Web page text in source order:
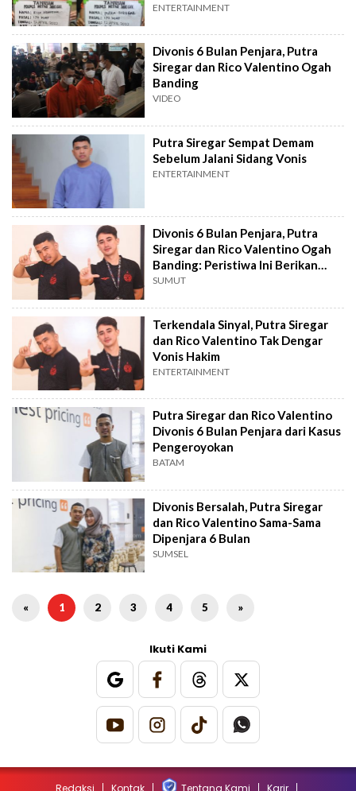
ENTERTAINMENT
Divonis 6 Bulan Penjara, Putra
Siregar dan Rico Valentino Ogah
Banding
VIDEO
Putra Siregar Sempat Demam
Sebelum Jalani Sidang Vonis
ENTERTAINMENT
Divonis 6 Bulan Penjara, Putra
Siregar dan Rico Valentino Ogah
Banding: Peristiwa Ini Berikan
Pelajaran
SUMUT
Terkendala Sinyal, Putra Siregar
dan Rico Valentino Tak Dengar
Vonis Hakim
ENTERTAINMENT
Putra Siregar dan Rico Valentino
Divonis 6 Bulan Penjara dari Kasus
Pengeroyokan
BATAM
Divonis Bersalah, Putra Siregar
dan Rico Valentino Sama-Sama
Dipenjara 6 Bulan
SUMSEL
« 1 2 3 4 5 »
Ikuti Kami
Redaksi Kontak Tentang Kami Karir